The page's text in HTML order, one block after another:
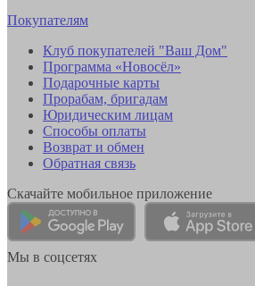
Покупателям
Клуб покупателей "Ваш Дом"
Программа «Новосёл»
Подарочные карты
Прорабам, бригадам
Юридическим лицам
Способы оплаты
Возврат и обмен
Обратная связь
Скачайте мобильное приложение
Мы в соцсетях